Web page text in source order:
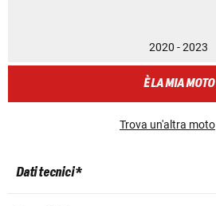
2020 - 2023
È LA MIA MOTO
Trova un'altra moto
Dati tecnici *